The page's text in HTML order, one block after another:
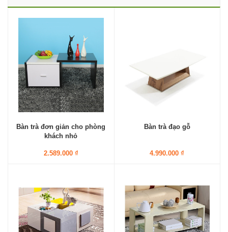
Bàn trà đơn giản cho phòng
khách nhỏ
2.589.000 ₫
Bàn trà đạo gỗ
4.990.000 ₫